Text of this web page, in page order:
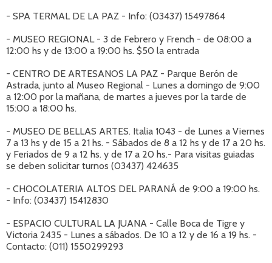
- SPA TERMAL DE LA PAZ - Info: (03437) 15497864
- MUSEO REGIONAL - 3 de Febrero y French - de 08:00 a
12:00 hs y de 13:00 a 19:00 hs. $50 la entrada
- CENTRO DE ARTESANOS LA PAZ - Parque Berón de
Astrada, junto al Museo Regional - Lunes a domingo de 9:00
a 12:00 por la mañana, de martes a jueves por la tarde de
15:00 a 18:00 hs.
- MUSEO DE BELLAS ARTES. Italia 1043 - de Lunes a Viernes
7 a 13 hs y de 15 a 21 hs. - Sábados de 8 a 12 hs y de 17 a 20 hs.
y Feriados de 9 a 12 hs. y de 17 a 20 hs.- Para visitas guiadas
se deben solicitar turnos (03437) 424635
- CHOCOLATERIA ALTOS DEL PARANÁ de 9:00 a 19:00 hs.
- Info: (03437) 15412830
- ESPACIO CULTURAL LA JUANA - Calle Boca de Tigre y
Victoria 2435 - Lunes a sábados. De 10 a 12 y de 16 a 19 hs. -
Contacto: (011) 1550299293